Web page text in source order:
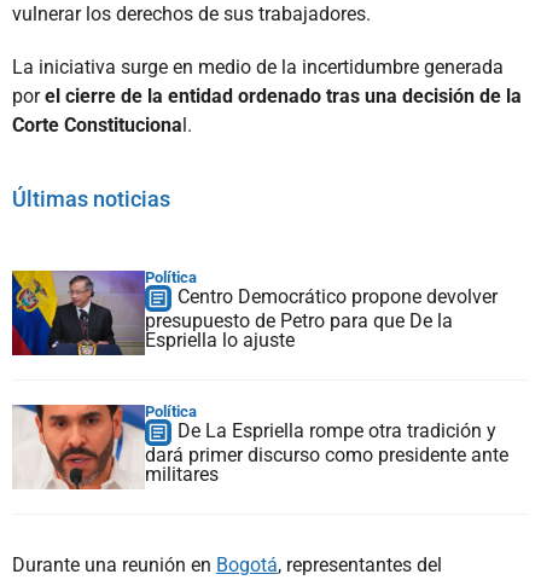
vulnerar los derechos de sus trabajadores.
La iniciativa surge en medio de la incertidumbre generada
porel cierre de la entidad ordenado tras una decisión de la
Corte Constitucional.
Últimas noticias
Política
Centro Democrático propone devolver
presupuesto de Petro para que De la
Espriella lo ajuste
Política
De La Espriella rompe otra tradición y
dará primer discurso como presidente ante
militares
Durante una reunión en Bogotá, representantes del